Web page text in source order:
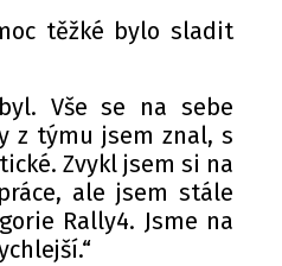
těžké bylo sladit
Vše se na sebe
z týmu jsem znal, s
Zvykl jsem si na
ale jsem stále
Rally4. Jsme na